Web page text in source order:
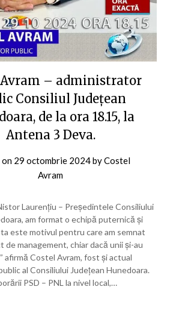
Avram – administrator
Consiliul Județean
de la ora 18.15, la
Antena 3 Deva.
on 29 octombrie 2024byCostel
Avram
Laurențiu – Președintele Consiliului
am format o echipă puternică și
este motivul pentru care am semnat
de management, chiar dacă unii și-au
afirmă Costel Avram, fost și actual
al Consiliului Județean Hunedoara.
PSD – PNL la nivel local,…